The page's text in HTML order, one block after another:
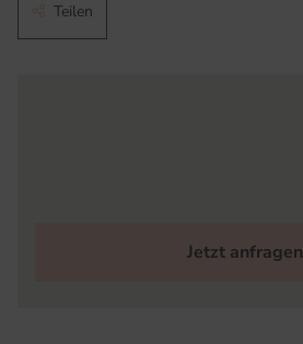
Teilen
Jetzt anfragen